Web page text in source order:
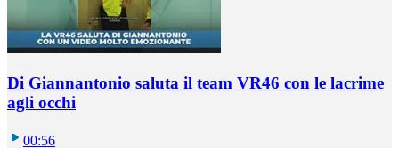
Di Giannantonio saluta il team VR46 con le lacrime
agli occhi
00:56